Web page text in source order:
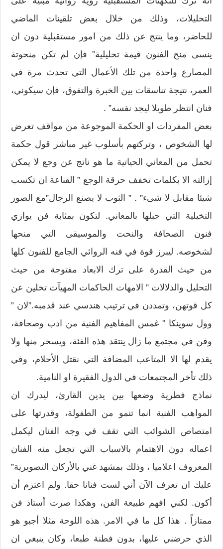
التحليلات، وذلك من خلال بعض تلقينات الماضي
للحاضر، وما ينتج عن ذلك من امور مستقبلية دون ان
ينسى منح الفنون قيمة تحليلية” فإن لم تكن منحوتة
المصارع واحدة من تلك الأعمال التي تحدث مرة في
العمر، نتيجة تناسقات بين الخبرة والتفوق، فإن سيكوني،
فنان انتظر طويلا ليجد نفسه” .
بعض المفردات او الحكمة الموجوعة من مواقف تعرض
لها الشخوص ، وتركتهم بأسلوب غير مباشر قول حكمة
تحمل من المعاني الحياتية ما هو ناتج عن وجع لا يمكن
إزالته الا بكلمات تخفف حرقة الوجع ” القناعة ان تكسب
شيئا مقابل لا شىء” . ” الثوب لا يصنع الرجال”مع الصور
التخيلية التي جبلها بالمعاني. لتكون بمثابة فن يوازي
فنون الصحافة والنحت والموسيقى التي منحها
لشخوصه. ليبرز قوة في فنه الروائي الجامع للفنون كلها
من حيث القدرة على ترك الابعاد مفتوحة من حيث
التحليل والدلالات ” الامهات الحاكمات المهيآت تخلين عن
كل قوتهن، وتمددن في ترتيب هندسي عند قدمبه.”لان ”
وول سوينكا ” غمس المفاهيم الفنية من ادب وصحافة،
وفن في مجتمع ما زال ينتقد هذه الفئة، ويسخر منها ولا
يقدم لها الا المتاعب المضافة التي نقتل الأحلام، وفي
ذلك تأخر المجتمعات في الدول الفقيرة او النامية.
نماذج فطرية وضعها بين يدين القارئ، ليدرك ان
المواهب الفنية انما تنمو من الطفولة، وقدرتها على
امتصاص الشوائب التي تقف في وجه الفنان ليكمل
اعماله دون الاهتمام بالاسباب التي تجعل منه الفنان
المعروف اعلاميا ، وذلك بمشهد غني بالأركان التصويرية”
عليك ان تعرف الآن أني لست فنانا حقا. ولم اعتزم أن
أكون. لكني افهم طبيعة الفن، وهكذا صرت أستاذ فن
ممتازاً . هذا كل ما في الامر. هذه اللوحة مثلا أجبو هو
الذي حرضني عليها، بدون فطنة طبعا، وكان ينبغي ان